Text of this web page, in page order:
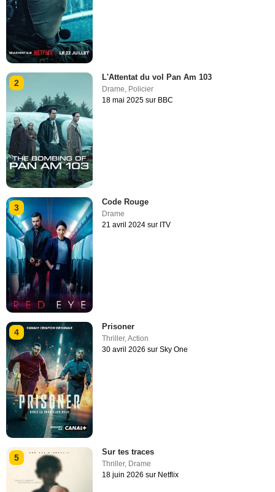
2
L'Attentat du vol Pan Am 103
Drame Policier
18 mai 2025 sur BBC
3
Code Rouge
Drame
21 avril 2024 sur ITV
4
Prisoner
Thriller,Action
30 avril 2026 sur Sky One
5
Sur tes traces
Thriller, Drame
18 juin 2026 sur Netflix